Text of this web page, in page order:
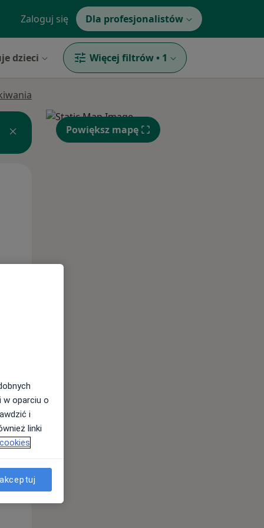
Zaloguj się Dla profesjonalistów
dzieci Więcej filtrów • 1
Powiększ mapę
w oparciu o
i
linki